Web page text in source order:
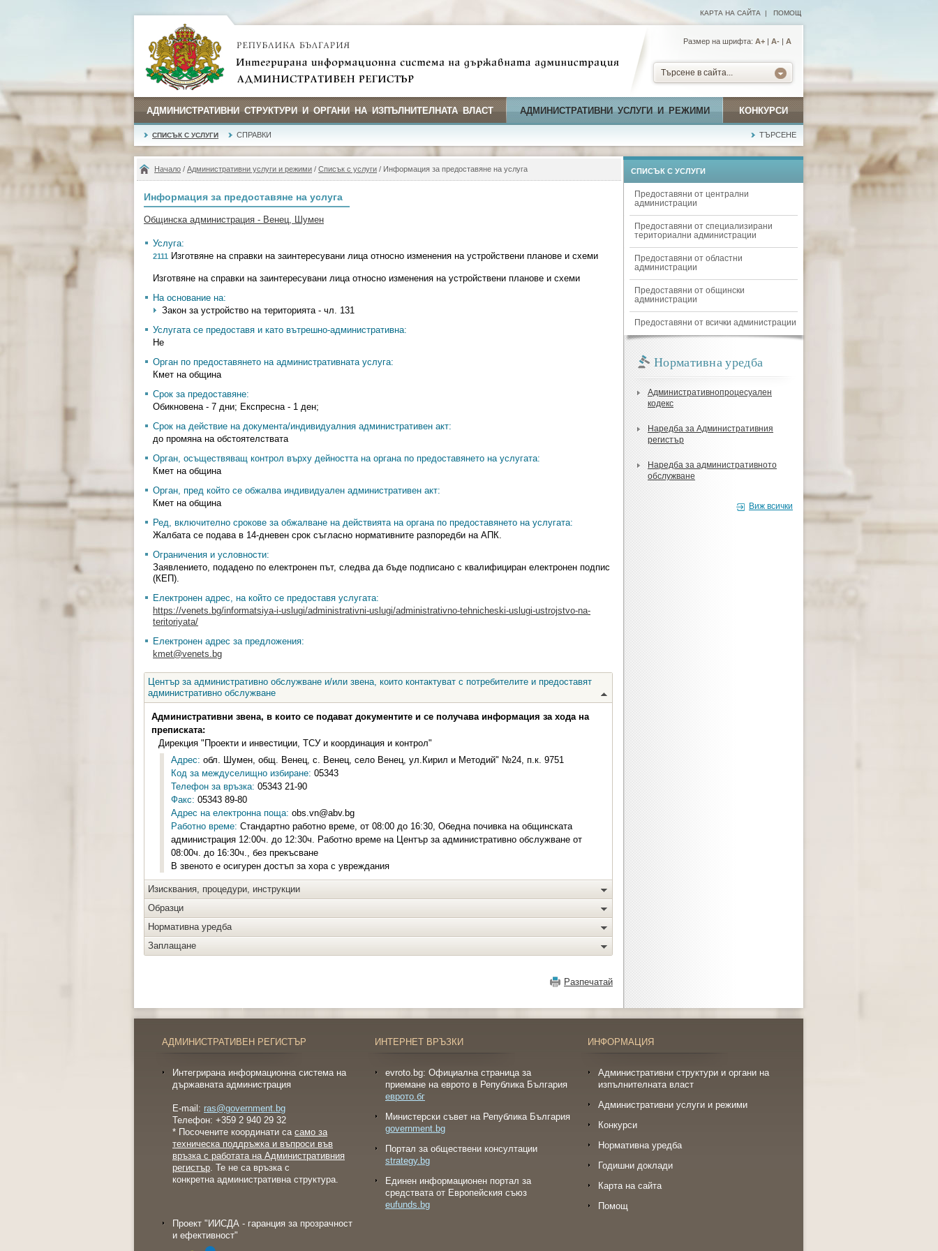
КАРТА НА САЙТА | ПОМОЩ
Размер на шрифта: А+ | A- | A
Търсене в сайта...
АДМИНИСТРАТИВНИ СТРУКТУРИ И ОРГАНИ НА ИЗПЪЛНИТЕЛНАТА ВЛАСТ АДМИНИСТРАТИВНИ УСЛУГИ И РЕЖИМИ КОНКУРСИ
СПИСЪК С УСЛУГИ СПРАВКИ ТЪРСЕНЕ
Начало / Административни услуги и режими / Списък с услуги / Информация за предоставяне на услуга
Информация за предоставяне на услуга
Общинска администрация - Венец, Шумен
Услуга:
2111 Изготвяне на справки на заинтересувани лица относно изменения на устройствени планове и схеми
Изготвяне на справки на заинтересувани лица относно изменения на устройствени планове и схеми
На основание на:
Закон за устройство на територията - чл. 131
Услугата се предоставя и като вътрешно-административна:
Не
Орган по предоставянето на административната услуга:
Кмет на община
Срок за предоставяне:
Обикновена - 7 дни; Експресна - 1 ден;
Срок на действие на документа/индивидуалния административен акт:
до промяна на обстоятелствата
Орган, осъществяващ контрол върху дейността на органа по предоставянето на услугата:
Кмет на община
Орган, пред който се обжалва индивидуален административен акт:
Кмет на община
Ред, включително срокове за обжалване на действията на органа по предоставянето на услугата:
Жалбата се подава в 14-дневен срок съгласно нормативните разпоредби на АПК.
Ограничения и условности:
Заявлението, подадено по електронен път, следва да бъде подписано с квалифициран електронен подпис
(КЕП).
Електронен адрес, на който се предоставя услугата:
https://venets.bg/informatsiya-i-uslugi/administrativni-uslugi/administrativno-tehnicheski-uslugi-ustrojstvo-na-
teritoriyata/
Електронен адрес за предложения:
kmet@venets.bg
Център за административно обслужване и/или звена, които контактуват с потребителите и предоставят
административно обслужване
Административни звена, в които се подават документите и се получава информация за хода на
преписката:
Дирекция "Проекти и инвестиции, ТСУ и координация и контрол"
Адрес: обл. Шумен, общ. Венец, с. Венец, село Венец, ул.Кирил и Методий" №24, п.к. 9751
Код за междуселищно избиране: 05343
Телефон за връзка: 05343 21-90
Факс: 05343 89-80
Адрес на електронна поща: obs.vn@abv.bg
Работно време: Стандартно работно време, от 08:00 до 16:30, Обедна почивка на общинската
администрация 12:00ч. до 12:30ч. Работно време на Център за административно обслужване от
08:00ч. до 16:30ч., без прекъсване
В звеното е осигурен достъп за хора с увреждания
Изисквания, процедури, инструкции
Образци
Нормативна уредба
Заплащане
Разпечатай
СПИСЪК С УСЛУГИ
Предоставяни от централни
администрации
Предоставяни от специализирани
териториални администрации
Предоставяни от областни
администрации
Предоставяни от общински
администрации
Предоставяни от всички администрации
Нормативна уредба
Административнопроцесуален
кодекс
Наредба за Административния
регистър
Наредба за административното
обслужване
Виж всички
АДМИНИСТРАТИВЕН РЕГИСТЪР
Интегрирана информационна система на
държавната администрация
E-mail: ras@government.bg
Телефон: +359 2 940 29 32
* Посочените координати са само за
техническа поддръжка и въпроси във
връзка с работата на Административния
регистър. Те не са връзка с
конкретна административна структура.
Проект "ИИСДА - гаранция за прозрачност
и ефективност"
ИНТЕРНЕТ ВРЪЗКИ
evroto.bg: Официална страница за
приемане на еврото в Република България
еврото.бг
Министерски съвет на Република България
government.bg
Портал за обществени консултации
strategy.bg
Eдинен информационен портал за
средствата от Европейския съюз
eufunds.bg
ИНФОРМАЦИЯ
Административни структури и органи на
изпълнителната власт
Административни услуги и режими
Конкурси
Нормативна уредба
Годишни доклади
Карта на сайта
Помощ